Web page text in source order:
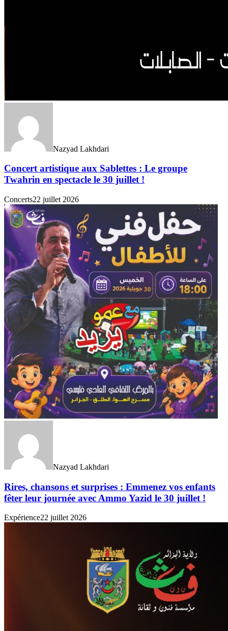
Nazyad Lakhdari
Concert artistique aux Sablettes : Le groupe
Twahrin en spectacle le 30 juillet !
Concerts22 juillet 2026
Nazyad Lakhdari
Rires, chansons et surprises : Emmenez vos enfants
fêter leur journée avec Ammo Yazid le 30 juillet !
Expérience22 juillet 2026